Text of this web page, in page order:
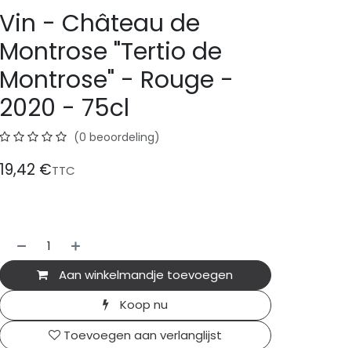
Vin - Château de
Montrose "Tertio de
Montrose" - Rouge -
2020 - 75cl
(0 beoordeling)
19,42 €TTC
Aan winkelmandje toevoegen
Koop nu
Toevoegen aan verlanglijst